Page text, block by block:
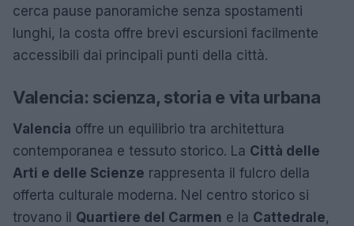
cerca pause panoramiche senza spostamenti
lunghi, la costa offre brevi escursioni facilmente
accessibili dai principali punti della città.
Valencia: scienza, storia e vita urbana
Valencia offre un equilibrio tra architettura
contemporanea e tessuto storico. La Città delle
Arti e delle Scienze rappresenta il fulcro della
offerta culturale moderna. Nel centro storico si
trovano il Quartiere del Carmen e la Cattedrale,